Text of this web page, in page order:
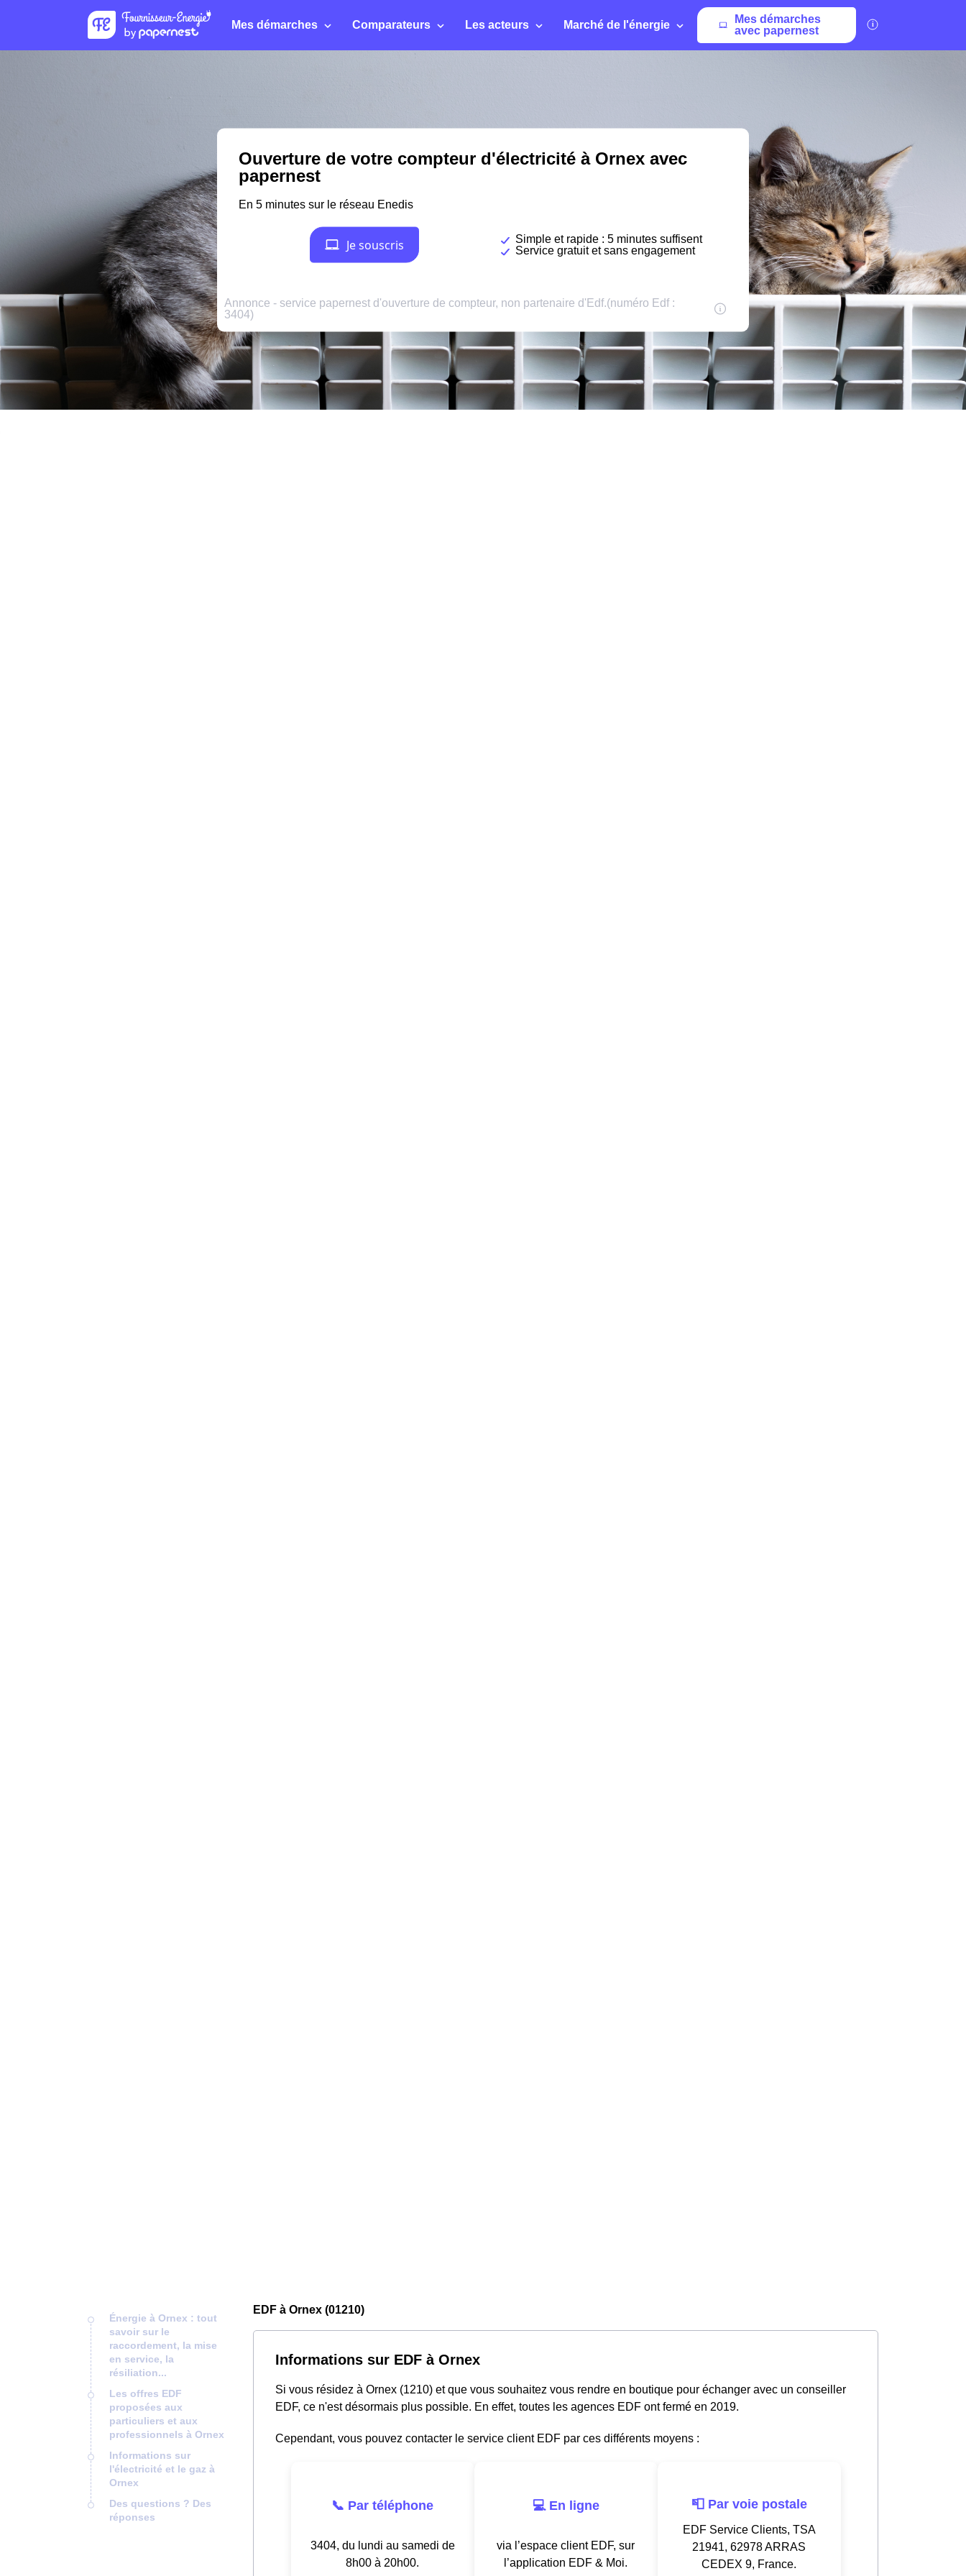
Mes démarches Comparateurs Les acteurs Marché de l'énergie
Mes démarches
avec papernest
Énergie à Ornex : tout
savoir sur le
raccordement, la mise
en service, la
résiliation...
Les offres EDF
proposées aux
particuliers et aux
professionnels à Ornex
Informations sur
l'électricité et le gaz à
Ornex
Des questions ? Des
réponses
EDF à Ornex (01210)
Informations sur EDF à Ornex
Si vous résidez à Ornex (1210) et que vous souhaitez vous rendre en boutique pour échanger avec un conseiller
EDF, ce n'est désormais plus possible. En effet, toutes les agences EDF ont fermé en 2019.
Cependant, vous pouvez contacter le service client EDF par ces différents moyens :
📞 Par téléphone
3404, du lundi au samedi de
8h00 à 20h00.
💻 En ligne
via l’espace client EDF, sur
l’application EDF & Moi.
📮 Par voie postale
EDF Service Clients, TSA
21941, 62978 ARRAS
CEDEX 9, France.